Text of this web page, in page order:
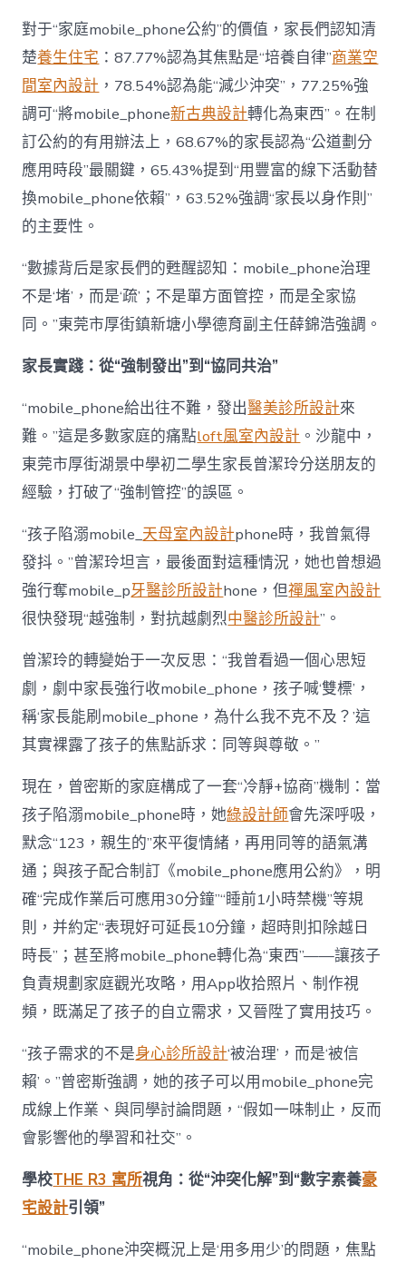
對于“家庭mobile_phone公約”的價值，家長們認知清
楚養生住宅 ：87.77%認為其焦點是“培養自律”商業空
間室內設計 ，78.54%認為能“減少沖突”，77.25%強
調可“將mobile_phone新古典設計轉化為東西”。在制
訂公約的有用辦法上，68.67%的家長認為“公道劃分
應用時段”最關鍵，65.43%提到“用豐富的線下活動替
換mobile_phone依賴”，63.52%強調“家長以身作則”
的主要性。
“數據背后是家長們的甦醒認知：mobile_phone治理
不是‘堵’，而是‘疏’；不是單方面管控，而是全家協
同。”東莞市厚街鎮新塘小學德育副主任薛錦浩強調。
家長實踐：從“強制發出”到“協同共治”
“mobile_phone給出往不難，發出醫美診所設計來
難。”這是多數家庭的痛點loft風室內設計 。沙龍中，
東莞市厚街湖景中學初二學生家長曾潔玲分送朋友的
經驗，打破了“強制管控”的誤區。
“孩子陷溺mobile_天母室內設計phone時，我曾氣得
發抖。”曾潔玲坦言，最後面對這種情況，她也曾想過
強行奪mobile_p牙醫診所設計hone，但禪風室內設計
很快發現“越強制，對抗越劇烈中醫診所設計”。
曾潔玲的轉變始于一次反思：“我曾看過一個心思短
劇，劇中家長強行收mobile_phone，孩子喊‘雙標’，
稱‘家長能刷mobile_phone，為什么我不克不及？’這
其實裸露了孩子的焦點訴求：同等與尊敬。”
現在，曾密斯的家庭構成了一套“冷靜+協商”機制：當
孩子陷溺mobile_phone時，她綠設計師會先深呼吸，
默念“123，親生的”來平復情緒，再用同等的語氣溝
通；與孩子配合制訂《mobile_phone應用公約》，明
確“完成作業后可應用30分鐘”“睡前1小時禁機”等規
則，并約定“表現好可延長10分鐘，超時則扣除越日
時長”；甚至將mobile_phone轉化為“東西”——讓孩子
負責規劃家庭觀光攻略，用App收拾照片、制作視
頻，既滿足了孩子的自立需求，又晉陞了實用技巧。
“孩子需求的不是身心診所設計‘被治理’，而是‘被信
賴’。”曾密斯強調，她的孩子可以用mobile_phone完
成線上作業、與同學討論問題，“假如一味制止，反而
會影響他的學習和社交”。
學校THE R3 寓所視角：從“沖突化解”到“數字素養豪
宅設計引領”
“mobile_phone沖突概況上是‘用多用少’的問題，焦點